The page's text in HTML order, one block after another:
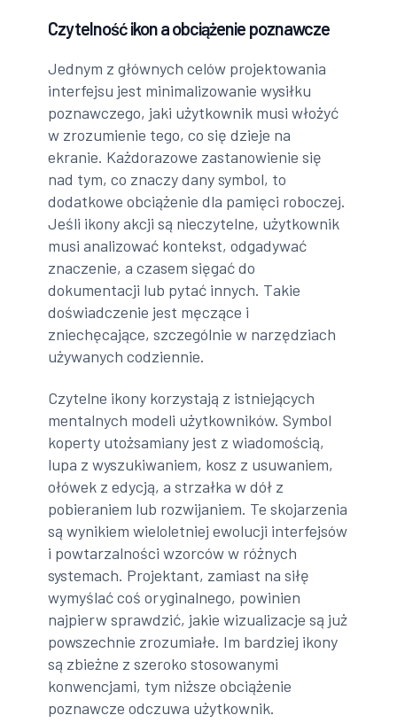
Czytelność ikon a obciążenie poznawcze
Jednym z głównych celów projektowania
interfejsu jest minimalizowanie wysiłku
poznawczego, jaki użytkownik musi włożyć
w zrozumienie tego, co się dzieje na
ekranie. Każdorazowe zastanowienie się
nad tym, co znaczy dany symbol, to
dodatkowe obciążenie dla pamięci roboczej.
Jeśli ikony akcji są nieczytelne, użytkownik
musi analizować kontekst, odgadywać
znaczenie, a czasem sięgać do
dokumentacji lub pytać innych. Takie
doświadczenie jest męczące i
zniechęcające, szczególnie w narzędziach
używanych codziennie.
Czytelne ikony korzystają z istniejących
mentalnych modeli użytkowników. Symbol
koperty utożsamiany jest z wiadomością,
lupa z wyszukiwaniem, kosz z usuwaniem,
ołówek z edycją, a strzałka w dół z
pobieraniem lub rozwijaniem. Te skojarzenia
są wynikiem wieloletniej ewolucji interfejsów
i powtarzalności wzorców w różnych
systemach. Projektant, zamiast na siłę
wymyślać coś oryginalnego, powinien
najpierw sprawdzić, jakie wizualizacje są już
powszechnie zrozumiałe. Im bardziej ikony
są zbieżne z szeroko stosowanymi
konwencjami, tym niższe obciążenie
poznawcze odczuwa użytkownik.